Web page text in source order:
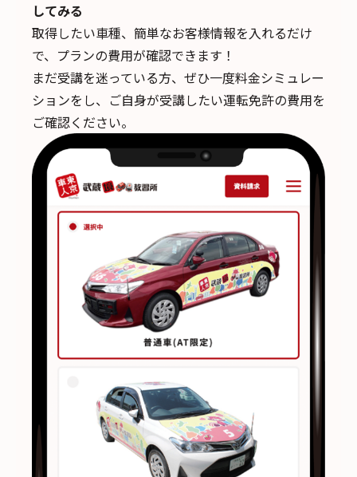
してみる
取得したい車種、簡単なお客様情報を入れるだけ
で、 プランの費用が確認できます！
まだ受講を迷っている方、ぜひ一度料金シミュレー
ションをし、ご自身が受講したい運転免許の費用を
ご確認ください。